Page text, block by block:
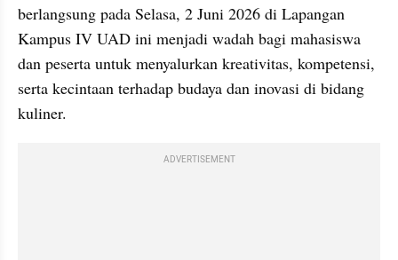
berlangsung pada Selasa, 2 Juni 2026 di Lapangan
Kampus IV UAD ini menjadi wadah bagi mahasiswa
dan peserta untuk menyalurkan kreativitas, kompetensi,
serta kecintaan terhadap budaya dan inovasi di bidang
kuliner.
ADVERTISEMENT